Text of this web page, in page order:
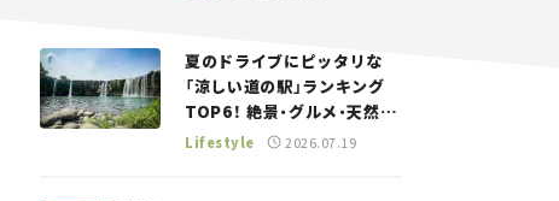
夏のドライブにピッタリな
「涼しい道の駅」ランキング
TOP6！ 絶景・グルメ・天然ク
ーラーなど、避暑におすすめ
Lifestyle 2026.07.19